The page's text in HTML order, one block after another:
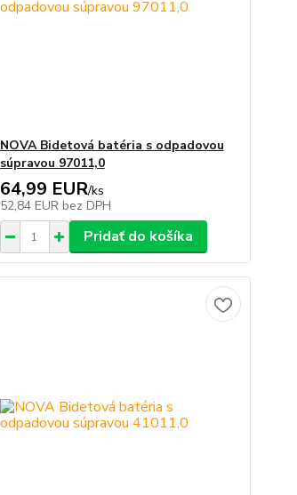
NOVA Bidetová batéria s odpadovou
súpravou 97011,0
64,99 EUR/ks
52,84 EUR bez DPH
Pridať do košíka